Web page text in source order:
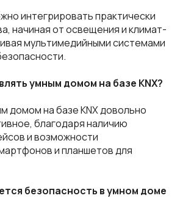
интегрировать практически
начиная от освещения и климат-
мультимедийными системами
умным домом на базе KNX?
домом на базе KNX довольно
благодаря наличию
и возможности
и планшетов для
безопасность в умном доме